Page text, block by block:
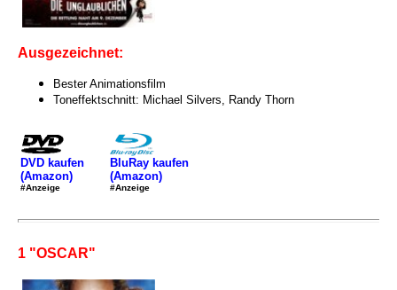
Ausgezeichnet:
Bester Animationsfilm
Toneffektschnitt: Michael Silvers, Randy Thorn
DVD kaufen
(Amazon)
#Anzeige
BluRay kaufen
(Amazon)
#Anzeige
1 "OSCAR"